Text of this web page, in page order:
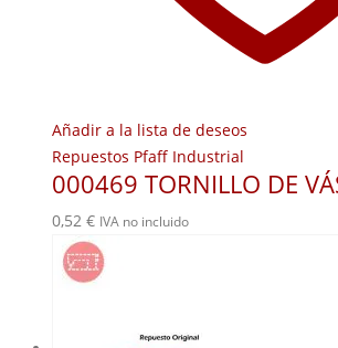
Añadir a la lista de deseos
Repuestos Pfaff Industrial
000469 TORNILLO DE
0,52 € IVA no incluido